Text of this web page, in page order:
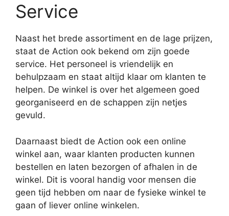
Service
Naast het brede assortiment en de lage prijzen,
staat de Action ook bekend om zijn goede
service. Het personeel is vriendelijk en
behulpzaam en staat altijd klaar om klanten te
helpen. De winkel is over het algemeen goed
georganiseerd en de schappen zijn netjes
gevuld.
Daarnaast biedt de Action ook een online
winkel aan, waar klanten producten kunnen
bestellen en laten bezorgen of afhalen in de
winkel. Dit is vooral handig voor mensen die
geen tijd hebben om naar de fysieke winkel te
gaan of liever online winkelen.